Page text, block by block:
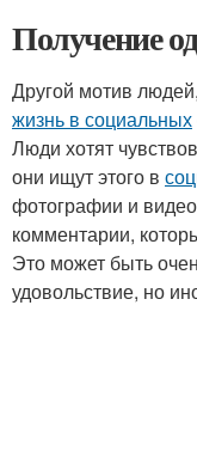
Получение
Другой мотив людей,
жизнь в социальных
Люди хотят
они ищут этого в
фотографии и
комментарии,
Это может быть
удовольствие, но